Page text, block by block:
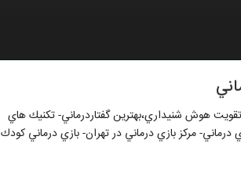
هوش شنيداري،بهترين گفتاردرماني- تكنيك هاي
مركز بازي درماني در تهران- بازي درماني كودك